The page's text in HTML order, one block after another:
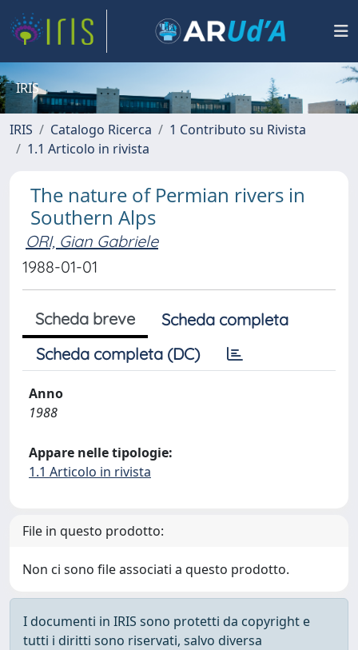
IRIS
IRIS Catalogo Ricerca
1 Contributo su Rivista
1.1 Articolo in rivista
The nature of Permian rivers in
Southern Alps
ORI, Gian Gabriele
1988-01-01
Scheda breve
Scheda completa
Scheda completa (DC)
Anno
1988
Appare nelle tipologie:
1.1 Articolo in rivista
File in questo prodotto:
Non ci sono file associati a questo prodotto.
I documenti in IRIS sono protetti da copyright e
tutti i diritti sono riservati, salvo diversa